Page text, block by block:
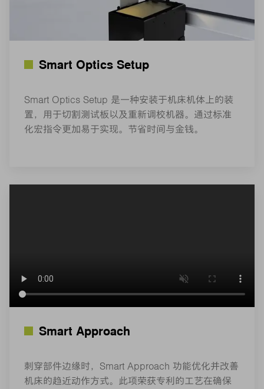
Smart Optics Setup
Smart Optics Setup 是一种安装于机床机体上的装
置，用于切割测试板以及重新调校机器。通过标准
化宏指令更加易于实现。节省时间与金钱。
Smart Approach
刺穿部件边缘时，Smart Approach 功能优化并改善
机床的趋近动作方式。此项荣获专利的工艺在确保